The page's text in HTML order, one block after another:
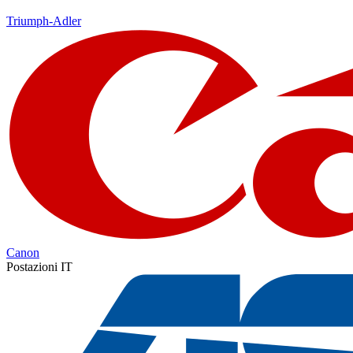
Triumph-Adler
Canon
Postazioni IT